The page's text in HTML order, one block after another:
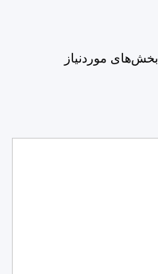
بخش‌های موردنیاز